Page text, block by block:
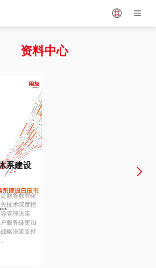
Vietnam
资料中心
系建设
财务数智化
技术深度挖
管理决策
服务链更加
略決策支持